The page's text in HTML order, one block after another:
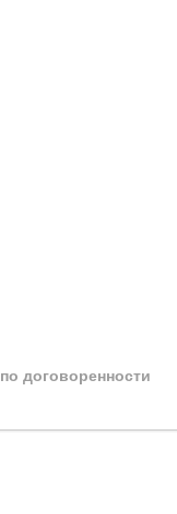
по договоренности